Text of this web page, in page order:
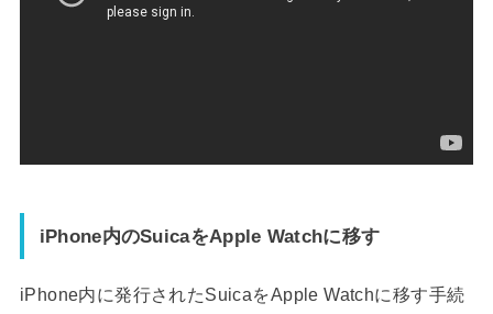
iPhone内のSuicaをApple Watchに移す
iPhone内に発行されたSuicaをApple Watchに移す手続